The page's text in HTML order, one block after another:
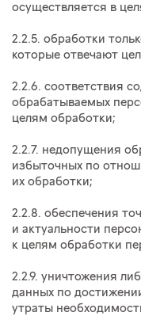
осуществляется в
2.2.5. обработки
которые отвечают
2.2.6. соответствия
обрабатываемых
целям обработки;
2.2.7. недопущения
избыточных по
их обработки;
2.2.8. обеспечения
и актуальности
к целям обработки
2.2.9. уничтожения
данных по
утраты